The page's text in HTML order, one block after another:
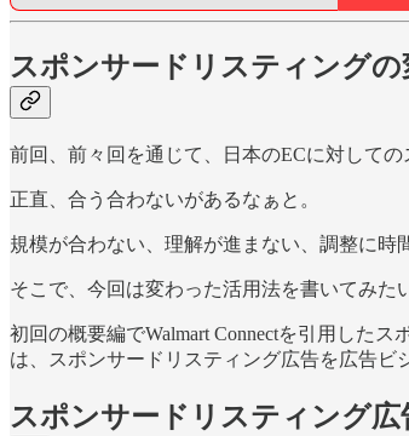
スポンサードリスティング
前回、前々回を通じて、日本のECに対して
正直、合う合わないがあるなぁと。
規模が合わない、理解が進まない、調整に時
そこで、今回は変わった活用法を書いてみた
初回の概要編でWalmart Connectを引用したス
は、スポンサードリスティング広告を広告ビ
スポンサードリスティング広